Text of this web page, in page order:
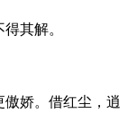
其解。
娇。借红尘，逍